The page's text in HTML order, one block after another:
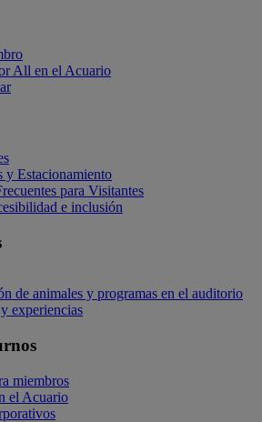
All en el Acuario
y Estacionamiento
para Visitantes
e inclusión
de animales y programas en el auditorio
experiencias
miembros
el Acuario